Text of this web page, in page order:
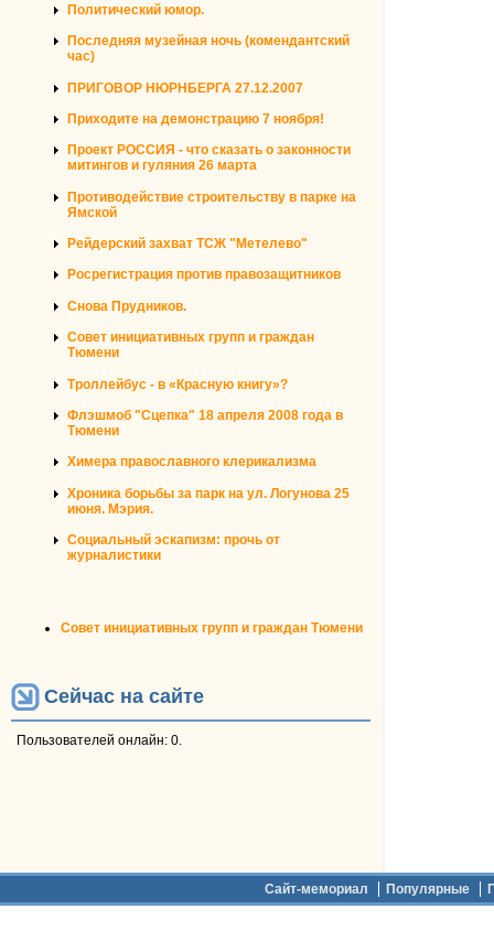
Политический юмор.
Последняя музейная ночь (комендантский
час)
ПРИГОВОР НЮРНБЕРГА 27.12.2007
Приходите на демонстрацию 7 ноября!
Проект РОССИЯ - что сказать о законности
митингов и гуляния 26 марта
Противодействие строительству в парке на
Ямской
Рейдерский захват ТСЖ "Метелево"
Росрегистрация против правозащитников
Снова Прудников.
Совет инициативных групп и граждан
Тюмени
Троллейбус - в «Красную книгу»?
Флэшмоб "Сцепка" 18 апреля 2008 года в
Тюмени
Химера православного клерикализма
Хроника борьбы за парк на ул. Логунова 25
июня. Мэрия.
Социальный эскапизм: прочь от
журналистики
Совет инициативных групп и граждан Тюмени
Сейчас на сайте
Пользователей онлайн: 0.
Сайт-мемориал Популярные